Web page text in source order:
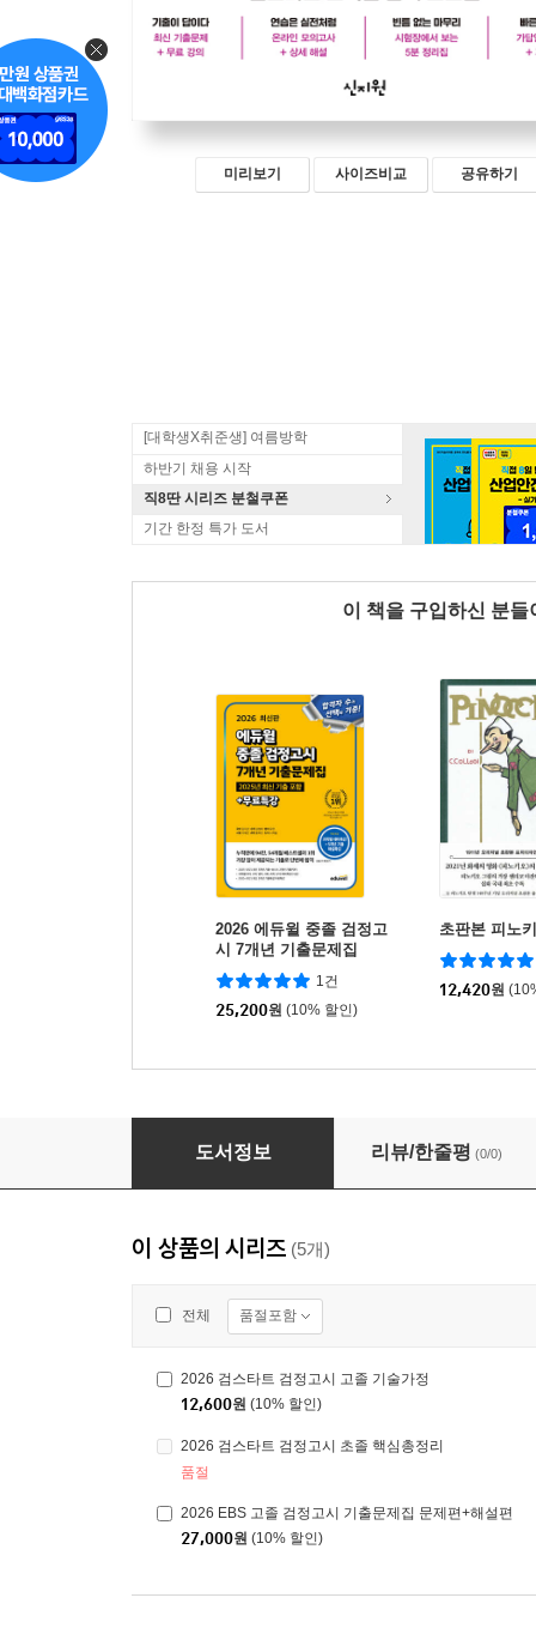
미리보기 사이즈비교 공유하기
[대학생X취준생] 여름방학
하반기 채용 시작
직8딴 시리즈 분철쿠폰
기간 한정 특가 도서
이 책을 구입하신 분
2026 에듀윌 중졸 검정고
시 7개년 기출문제집
1건
25,200원 (10% 할인)
초판본 피노
12,420원
2026 EBS 중졸 검정고시 수학
도서정보 리뷰/한줄평 (0/0)
이 상품의 시리즈 (5개)
전체 품절포함
2026 검스타트 검정고시 고졸 기술가정
12,600원 (10% 할인)
2026 검스타트 검정고시 초졸 핵심총정리
품절
2026 EBS 고졸 검정고시 기출문제집 문제편+해설편
27,000원 (10% 할인)